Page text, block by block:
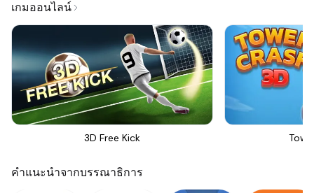
เกมออนไลน์
3D Free Kick
คำแนะนำจากบรรณาธิการ